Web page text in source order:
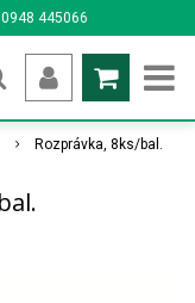
0948 445066
Rozprávka, 8ks/bal.